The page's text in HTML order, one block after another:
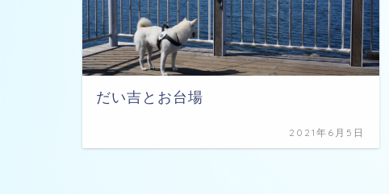
だい吉とお台場
2021年6月5日